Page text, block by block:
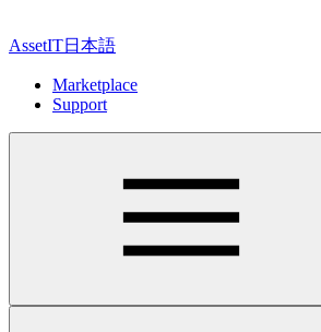
AssetIT日本語
Marketplace
Support